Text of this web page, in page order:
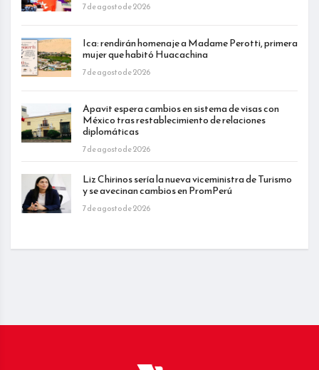
7 de agosto de 2026
Ica: rendirán homenaje a Madame Perotti, primera
mujer que habitó Huacachina
7 de agosto de 2026
Apavit espera cambios en sistema de visas con
México tras restablecimiento de relaciones
diplomáticas
7 de agosto de 2026
Liz Chirinos sería la nueva viceministra de Turismo
y se avecinan cambios en PromPerú
7 de agosto de 2026